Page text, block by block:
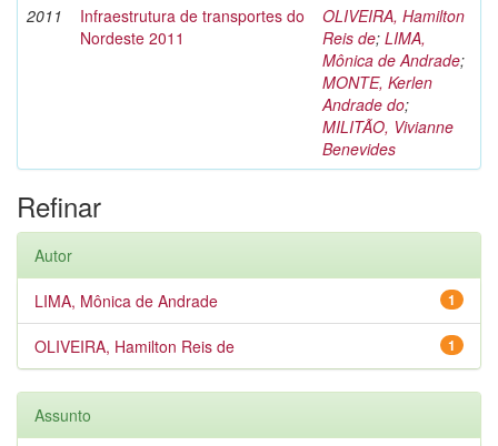
2011
Infraestrutura de transportes do
Nordeste 2011
OLIVEIRA, Hamilton
Reis de; LIMA,
Mônica de Andrade;
MONTE, Kerlen
Andrade do;
MILITÃO, Vivianne
Benevides
Refinar
Autor
1
LIMA, Mônica de Andrade
1
OLIVEIRA, Hamilton Reis de
Assunto